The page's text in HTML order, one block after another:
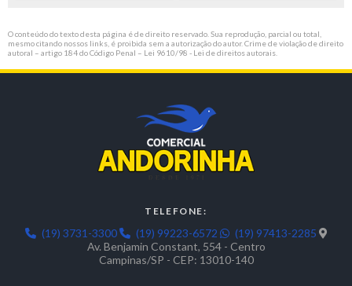
O conteúdo do texto desta página é de direito reservado. Sua reprodução, parcial ou total,
mesmo citando nossos links, é proibida sem a autorização do autor. Crime de violação de direito
autoral – artigo 184 do Código Penal – Lei 9610/98 - Lei de direitos autorais
TELEFONE:
(19) 3731-3300 (19) 99223-6572
(19) 97413-2285
Av. Benjamin Constant, 554 - Centro
Campinas/SP - CEP: 13010-140